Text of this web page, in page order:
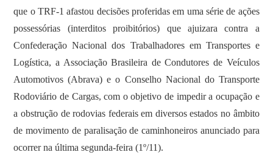
que o TRF-1 afastou decisões proferidas em uma série de ações
possessórias (interditos proibitórios) que ajuizara contra a
Confederação Nacional dos Trabalhadores em Transportes e
Logística, a Associação Brasileira de Condutores de Veículos
Automotivos (Abrava) e o Conselho Nacional do Transporte
Rodoviário de Cargas, com o objetivo de impedir a ocupação e
a obstrução de rodovias federais em diversos estados no âmbito
de movimento de paralisação de caminhoneiros anunciado para
ocorrer na última segunda-feira (1º/11).